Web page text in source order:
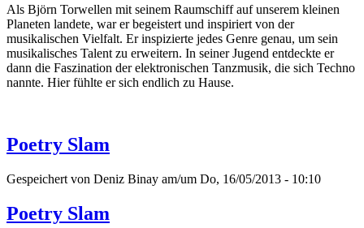
Als Björn Torwellen mit seinem Raumschiff auf unserem kleinen
Planeten landete, war er begeistert und inspiriert von der
musikalischen Vielfalt. Er inspizierte jedes Genre genau, um sein
musikalisches Talent zu erweitern. In seiner Jugend entdeckte er
dann die Faszination der elektronischen Tanzmusik, die sich Techno
nannte. Hier fühlte er sich endlich zu Hause.
Poetry Slam
Gespeichert von Deniz Binay am/um Do, 16/05/2013 - 10:10
Poetry Slam